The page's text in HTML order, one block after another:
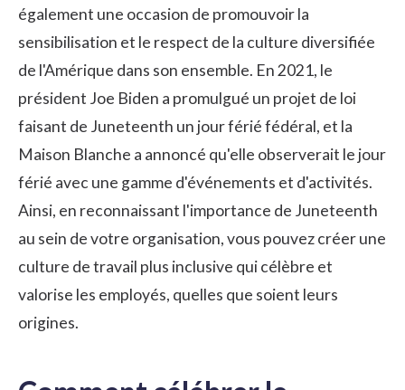
également une occasion de promouvoir la
sensibilisation et le respect de la culture diversifiée
de l'Amérique dans son ensemble. En 2021, le
président Joe Biden a promulgué un projet de loi
faisant de Juneteenth un jour férié fédéral, et la
Maison Blanche a annoncé qu'elle observerait le jour
férié avec une gamme d'événements et d'activités.
Ainsi, en reconnaissant l'importance de Juneteenth
au sein de votre organisation, vous pouvez créer une
culture de travail plus inclusive qui célèbre et
valorise les employés, quelles que soient leurs
origines.